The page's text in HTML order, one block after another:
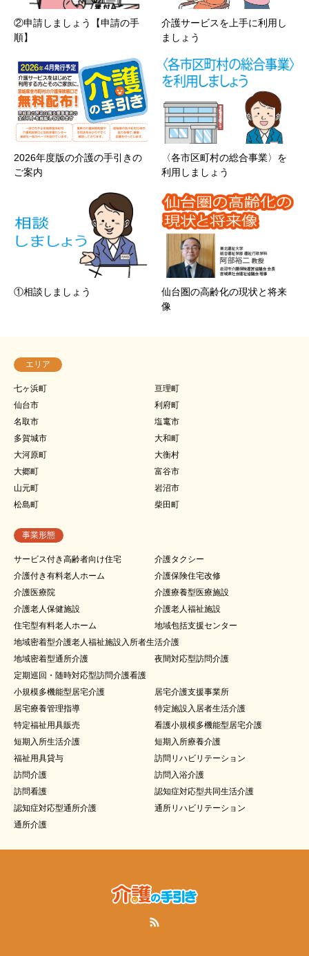
②申請しましょう【申請の手
順】
介護サービスを上手に利用し
ましょう
2026年度版の介護の手引きの
ご案内
〈各市区町村の総合事業〉を
利用しましょう
①相談しましょう
仙台圏の高齢化の現状と将来
像
エリア
七ヶ浜町
亘理町
仙台市
利府町
名取市
塩竃市
多賀城市
大和町
大河原町
大衡村
大郷町
富谷市
山元町
岩沼市
松島町
柴田町
事業形態
サービス付き高齢者向け住宅
介護タクシー
介護付き有料老人ホーム
介護保険住宅改修
介護医療院
介護療養型医療施設
介護老人保健施設
介護老人福祉施設
住宅型有料老人ホーム
地域包括支援センター
地域密着型介護老人福祉施設入所者生活介護
地域密着型通所介護
夜間対応型訪問介護
定期巡回・随時対応型訪問介護看護
小規模多機能型居宅介護
居宅介護支援事業所
居宅療養管理指導
特定施設入居者生活介護
特定福祉用具販売
看護小規模多機能型居宅介護
短期入所生活介護
短期入所療養介護
福祉用具貸与
訪問リハビリテーション
訪問介護
訪問入浴介護
訪問看護
認知症対応型共同生活介護
認知症対応型通所介護
通所リハビリテーション
通所介護